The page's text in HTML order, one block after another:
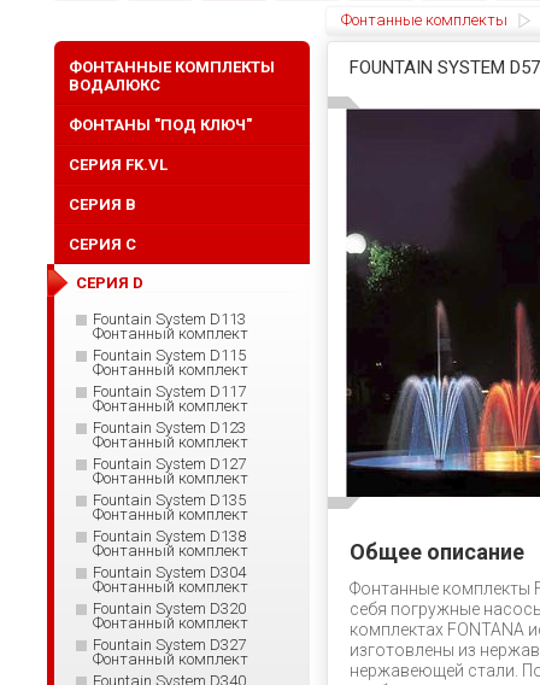
Фонтанные комплекты
FOUNTAIN SYSTEM
Общее описание
Фонтанные комплекты
себя погружные
комплектах
изготовлены из
нержавеющей стали.
ФОНТАННЫЕ КОМПЛЕКТЫ
ВОДАЛЮКС
ФОНТАНЫ "ПОД КЛЮЧ"
СЕРИЯ FK.VL
СЕРИЯ B
СЕРИЯ C
СЕРИЯ D
Fountain System D113
Фонтанный комплект
Fountain System D115
Фонтанный комплект
Fountain System D117
Фонтанный комплект
Fountain System D123
Фонтанный комплект
Fountain System D127
Фонтанный комплект
Fountain System D135
Фонтанный комплект
Fountain System D138
Фонтанный комплект
Fountain System D304
Фонтанный комплект
Fountain System D320
Фонтанный комплект
Fountain System D327
Фонтанный комплект
Fountain System D340